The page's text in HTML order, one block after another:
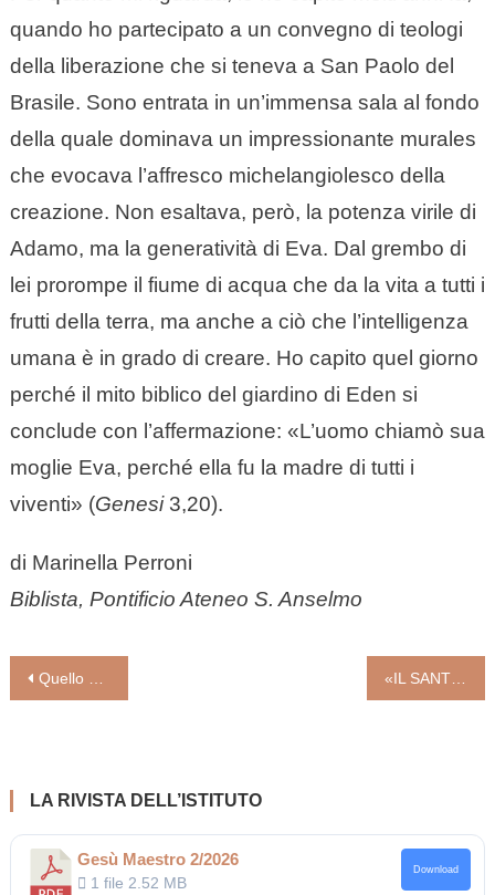
quando ho partecipato a un convegno di teologi
della liberazione che si teneva a San Paolo del
Brasile. Sono entrata in un’immensa sala al fondo
della quale dominava un impressionante murales
che evocava l’affresco michelangiolesco della
creazione. Non esaltava, però, la potenza virile di
Adamo, ma la generatività di Eva. Dal grembo di
lei prorompe il fiume di acqua che da la vita a tutti i
frutti della terra, ma anche a ciò che l’intelligenza
umana è in grado di creare. Ho capito quel giorno
perché il mito biblico del giardino di Eden si
conclude con l’affermazione: «L’uomo chiamò sua
moglie Eva, perché ella fu la madre di tutti i
viventi» (Genesi3,20).
di Marinella Perroni
Biblista, Pontificio Ateneo S. Anselmo
Navigazione
Quello che non hanno (voluto?) detto di Papa Luciani (di Giancarlo Zizola nel suo libro IL CONCLAVE) «IL SANTUARIO LINFA DELLA NUOVA UNITÀ PASTORALE: DEVOZIONE MARIANA RAFFORZATA, NON CANCELLATA» (Arcivescovo di Ferrara Mons. Gian Carlo Perego)
LA RIVISTA DELL’ISTITUTO
Gesù Maestro 2/2026
1 file 2.52 MB
Download